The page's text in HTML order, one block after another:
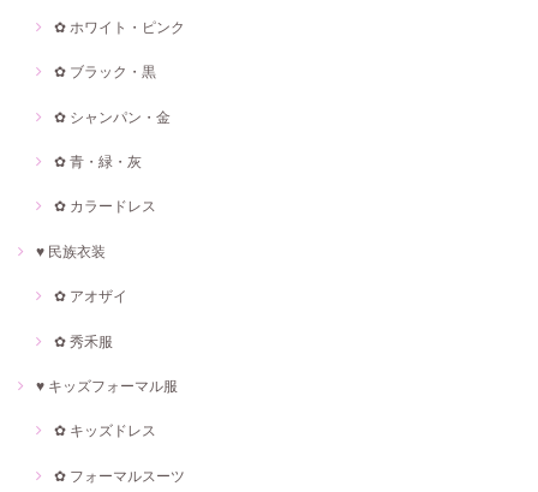
✿ ホワイト・ピンク
✿ ブラック・黒
✿ シャンパン・金
✿ 青・緑・灰
✿ カラードレス
♥ 民族衣装
✿ アオザイ
✿ 秀禾服
♥ キッズフォーマル服
✿ キッズドレス
✿ フォーマルスーツ